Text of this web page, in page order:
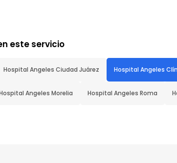
este servicio
Hospital Angeles Ciudad Juárez Hospital Angeles
Angeles Morelia Hospital Angeles Roma